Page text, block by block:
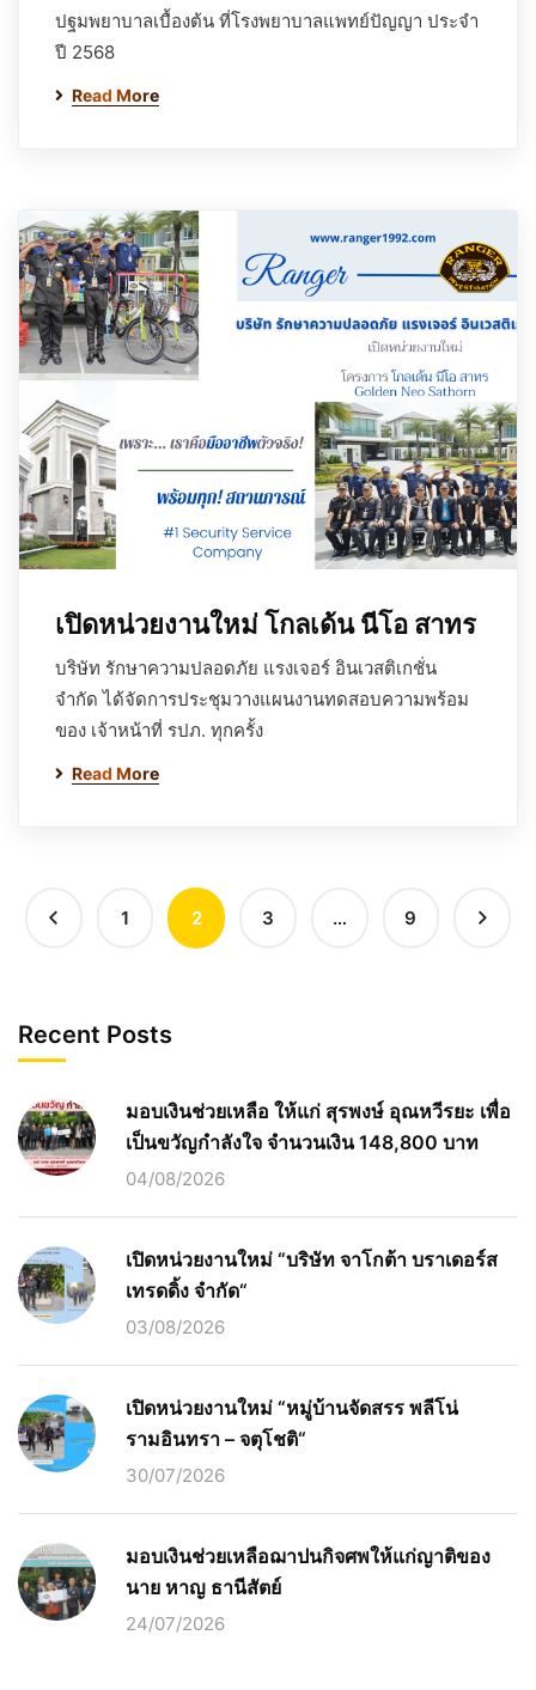
ปฐมพยาบาลเบื้องต้น ที่โรงพยาบาลแพทย์ปัญญา ประจำ
ปี 2568
Read More
เปิดหน่วยงานใหม่ โกลเด้น นีโอ สาทร
บริษัท รักษาความปลอดภัย แรงเจอร์ อินเวสติเกชั่น
จำกัด ได้จัดการประชุมวางแผนงานทดสอบความพร้อม
ของ เจ้าหน้าที่ รปภ. ทุกครั้ง
Read More
1 2 3 … 9
Recent Posts
มอบเงินช่วยเหลือ ให้แก่ สุรพงษ์ อุณหวีรยะ เพื่อ
เป็นขวัญกำลังใจ จำนวนเงิน 148,800 บาท
04/08/2026
เปิดหน่วยงานใหม่ “บริษัท จาโกต้า บราเดอร์ส
เทรดดิ้ง จำกัด“
03/08/2026
เปิดหน่วยงานใหม่ “หมู่บ้านจัดสรร พลีโน่
รามอินทรา – จตุโชติ“
30/07/2026
มอบเงินช่วยเหลือฌาปนกิจศพให้แก่ญาติของ
นาย หาญ ธานีสัตย์
24/07/2026